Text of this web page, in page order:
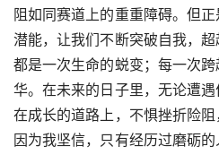
阻如同赛道上的重重障碍。但
潜能，让我们不断突破自我，超
都是一次生命的蜕变；每一次
华。在未来的日子里，无论遭
在成长的道路上，不惧挫折险阻
因为我坚信，只有经历过磨砺